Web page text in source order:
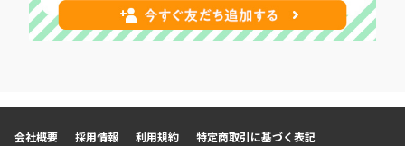
会社概要 採用情報 利用規約
特定商取引に基づく表記